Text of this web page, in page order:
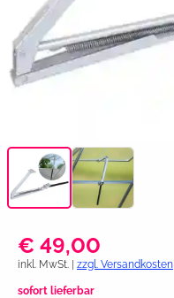
€ 49,00
inkl. MwSt. | zzgl. Versandkosten
sofort lieferbar